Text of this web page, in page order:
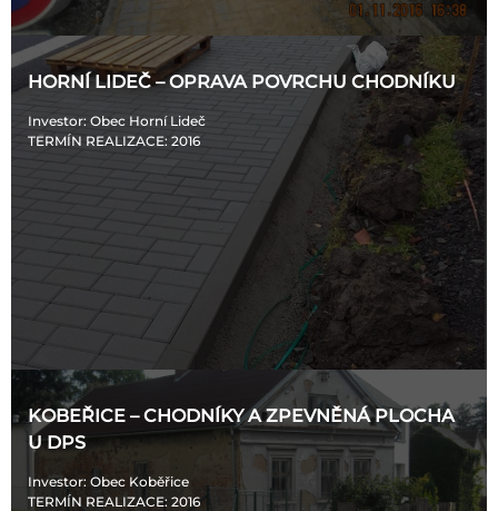
HORNÍ LIDEČ – OPRAVA POVRCHU CHODNÍKU
Investor: Obec Horní Lideč
TERMÍN REALIZACE: 2016
KOBEŘICE – CHODNÍKY A ZPEVNĚNÁ PLOCHA
U DPS
Investor: Obec Koběřice
TERMÍN REALIZACE: 2016